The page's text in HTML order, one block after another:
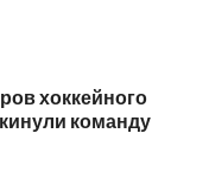
хоккейного
команду